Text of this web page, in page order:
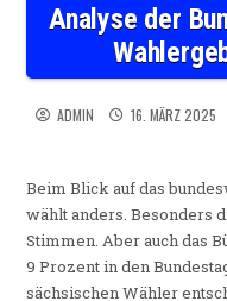
Analyse der
ADMIN 16. MÄRZ 2025
Beim Blick auf das
wählt anders. Besonders
Stimmen. Aber auch das
9 Prozent in den
sächsischen Wähler